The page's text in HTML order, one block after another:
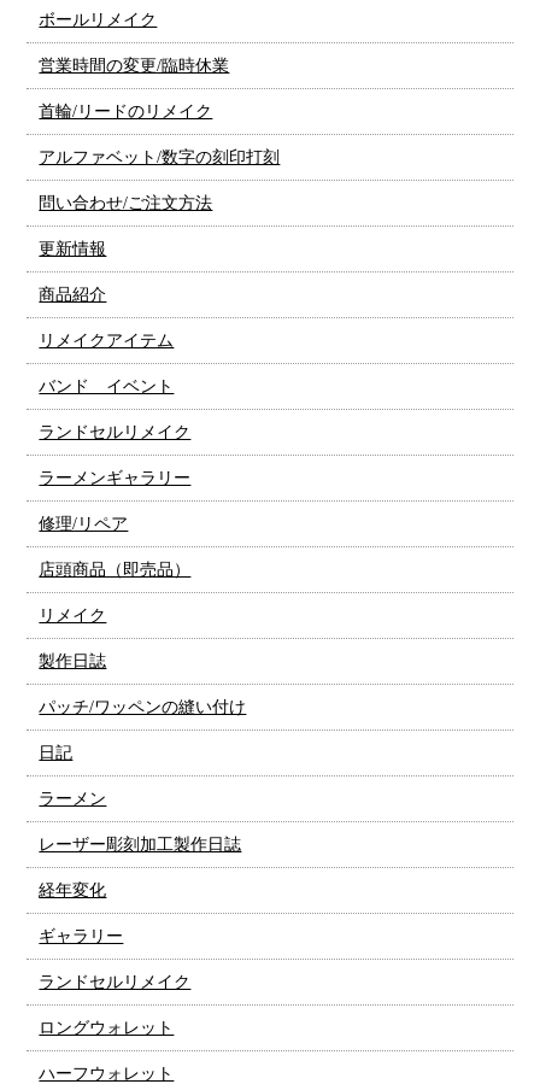
ボールリメイク
営業時間の変更/臨時休業
首輪/リードのリメイク
アルファベット/数字の刻印打刻
問い合わせ/ご注文方法
更新情報
商品紹介
リメイクアイテム
バンド イベント
ランドセルリメイク
ラーメンギャラリー
修理/リペア
店頭商品（即売品）
リメイク
製作日誌
パッチ/ワッペンの縫い付け
日記
ラーメン
レーザー彫刻加工製作日誌
経年変化
ギャラリー
ランドセルリメイク
ロングウォレット
ハーフウォレット